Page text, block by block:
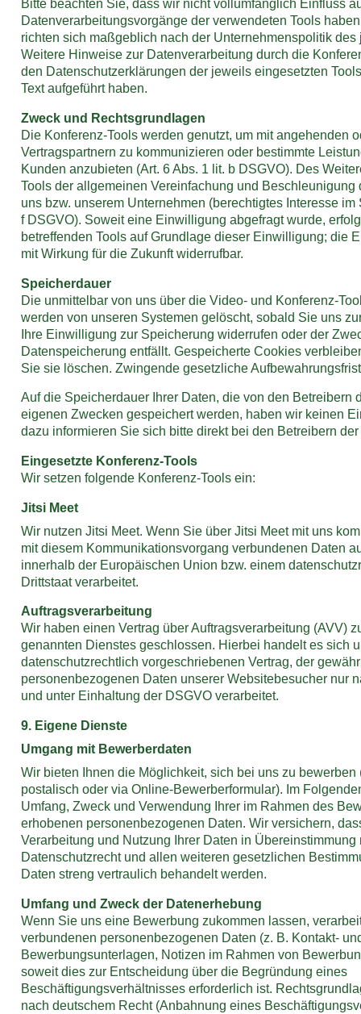
Bitte beachten Sie, dass wir nicht vollumfänglich Einfluss
Datenverarbeitungsvorgänge der verwendeten Tools
richten sich maßgeblich nach der Unternehmenspolitik
Weitere Hinweise zur Datenverarbeitung durch die
den Datenschutzerklärungen der jeweils eingesetzten
Text aufgeführt haben.
Zweck und Rechtsgrundlagen
Die Konferenz-Tools werden genutzt, um mit angehenden
Vertragspartnern zu kommunizieren oder bestimmte
Kunden anzubieten (Art. 6 Abs. 1 lit. b DSGVO). Des
Tools der allgemeinen Vereinfachung und Beschleunigung
uns bzw. unserem Unternehmen (berechtigtes Interesse im
f DSGVO). Soweit eine Einwilligung abgefragt wurde,
betreffenden Tools auf Grundlage dieser Einwilligung; die
mit Wirkung für die Zukunft widerrufbar.
Speicherdauer
Die unmittelbar von uns über die Video- und Konferenz-
werden von unseren Systemen gelöscht, sobald Sie uns
Ihre Einwilligung zur Speicherung widerrufen oder der
Datenspeicherung entfällt. Gespeicherte Cookies
Sie sie löschen. Zwingende gesetzliche
Auf die Speicherdauer Ihrer Daten, die von den Betreibern
eigenen Zwecken gespeichert werden, haben wir keinen
dazu informieren Sie sich bitte direkt bei den Betreibern
Eingesetzte Konferenz-Tools
Wir setzen folgende Konferenz-Tools ein:
Jitsi Meet
Wir nutzen Jitsi Meet. Wenn Sie über Jitsi Meet mit uns
mit diesem Kommunikationsvorgang verbundenen Daten
innerhalb der Europäischen Union bzw. einem
Drittstaat verarbeitet.
Auftragsverarbeitung
Wir haben einen Vertrag über Auftragsverarbeitung (AVV)
genannten Dienstes geschlossen. Hierbei handelt es sich
datenschutzrechtlich vorgeschriebenen Vertrag, der
personenbezogenen Daten unserer Websitebesucher nur
und unter Einhaltung der DSGVO verarbeitet.
9. Eigene Dienste
Umgang mit Bewerberdaten
Wir bieten Ihnen die Möglichkeit, sich bei uns zu bewerben
postalisch oder via Online-Bewerberformular). Im
Umfang, Zweck und Verwendung Ihrer im Rahmen des
erhobenen personenbezogenen Daten. Wir versichern,
Verarbeitung und Nutzung Ihrer Daten in Übereinstimmung
Datenschutzrecht und allen weiteren gesetzlichen
Daten streng vertraulich behandelt werden.
Umfang und Zweck der Datenerhebung
Wenn Sie uns eine Bewerbung zukommen lassen,
verbundenen personenbezogenen Daten (z. B. Kontakt-
Bewerbungsunterlagen, Notizen im Rahmen von
soweit dies zur Entscheidung über die Begründung eines
Beschäftigungsverhältnisses erforderlich ist.
nach deutschem Recht (Anbahnung eines